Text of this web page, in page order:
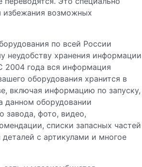
избежания возможных
по всей России
неудобству хранения информации
2004 года вся информация
оборудования хранится в
включая информацию по запуску,
данном оборудовании
завода, фото, видео,
списки запасных частей
с артикулами и многое